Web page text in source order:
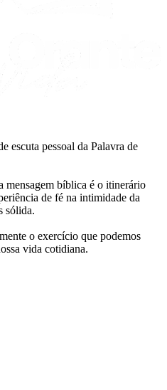
escuta pessoal da Palavra de
mensagem bíblica é o itinerário
de fé na intimidade da
sólida.
o exercício que podemos
vida cotidiana.